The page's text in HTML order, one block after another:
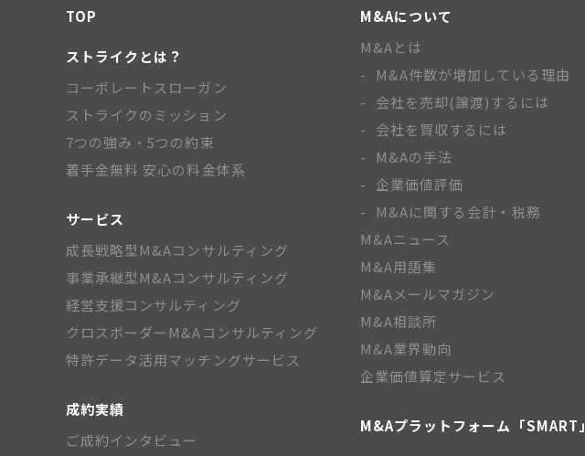
TOP
ストライクとは？
コーポレートスローガン
ストライクのミッション
7つの強み・5つの約束
着手金無料 安心の料金体系
サービス
成長戦略型M&Aコンサルティング
事業承継型M&Aコンサルティング
経営支援コンサルティング
クロスボーダーM&Aコンサルティング
特許データ活用マッチングサービス
成約実績
ご成約インタビュー
M&Aについて
M&Aとは
M&A件数が増加している理由
会社を売却(譲渡)するには
会社を買収するには
M&Aの手法
企業価値評価
M&Aに関する会計・税務
M&Aニュース
M&A用語集
M&Aメールマガジン
M&A相談所
M&A業界動向
企業価値算定サービス
M&Aプラットフォーム「SMART」